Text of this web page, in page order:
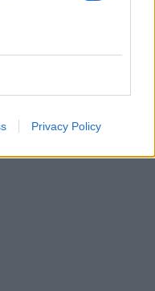
Privacy Policy